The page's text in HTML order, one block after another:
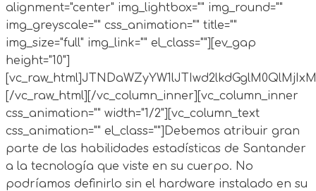
alignment="center" img_lightbox="" img_round=""
img_greyscale="" css_animation="" title=""
img_size="full" img_link="" el_class=""][ev_gap
height="10"]
[/vc_raw_html][/vc_column_inner][vc_column_inner
css_animation="" width="1/2"][vc_column_text
css_animation="" el_class=""]Debemos atribuir gran
parte de las habilidades estadísticas de Santander
a la tecnología que viste en su cuerpo. No
podríamos definirlo sin el hardware instalado en su